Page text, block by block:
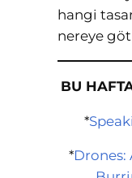
hangi
nereye
BU
*
*